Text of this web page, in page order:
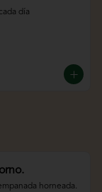
día
horneada.